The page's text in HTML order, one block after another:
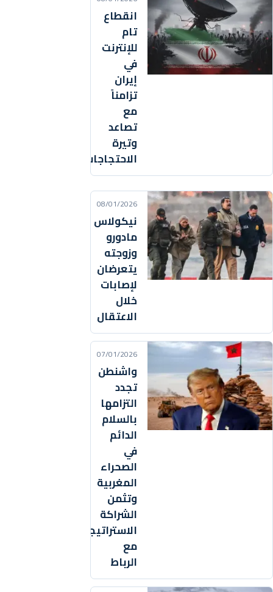
انقطاع
تام
للإنترنت
في
إيران
تزامناً
مع
تصاعد
وتيرة
الاحتجاجات
08/01/2026
نيكولاس
مادورو
وزوجته
يتعرضان
لإصابات
خلال
الاعتقال
07/01/2026
واشنطن
تجدد
التزامها
بالسلام
الدائم
في
الصحراء
المغربية
وتثمن
الشراكة
الاستراتيجية
مع
الرباط